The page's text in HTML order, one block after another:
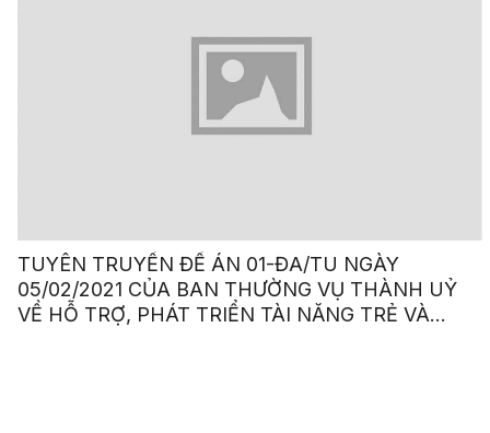
TUYÊN TRUYỀN ĐỀ ÁN 01-ĐA/TU NGÀY
05/02/2021 CỦA BAN THƯỜNG VỤ THÀNH UỶ
VỀ HỖ TRỢ, PHÁT TRIỂN TÀI NĂNG TRẺ VÀ